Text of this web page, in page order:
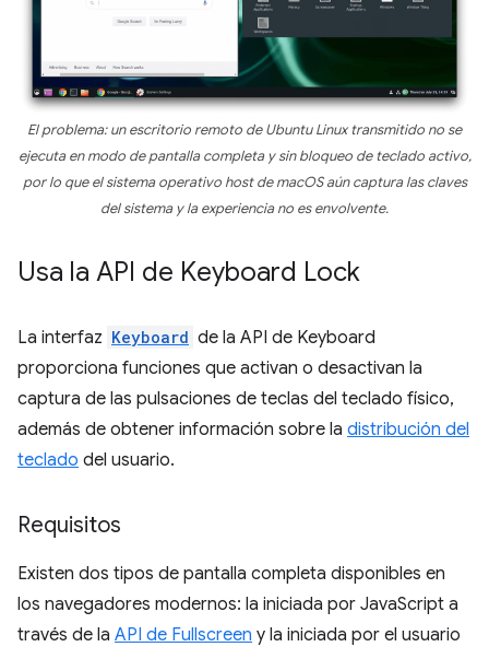
El problema: un escritorio remoto de Ubuntu Linux transmitido no se
ejecuta en modo de pantalla completa ysinbloqueo de teclado activo,
por lo que el sistema operativo host de macOS aún captura las claves
del sistema y la experienciano es envolvente.
Usa la API de Keyboard Lock
La interfaz Keyboard de la API de Keyboard
proporciona funciones que activan o desactivan la
captura de las pulsaciones de teclas del teclado físico,
además de obtener información sobre la distribución del
teclado del usuario.
Requisitos
Existen dos tipos de pantalla completa disponibles en
los navegadores modernos: la iniciada por JavaScript a
través de la API de Fullscreen y la iniciada por el usuario